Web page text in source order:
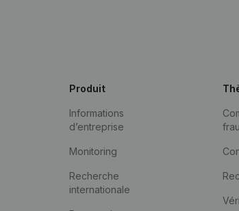
Produit
Informations
d’entreprise
Monitoring
Recherche
internationale